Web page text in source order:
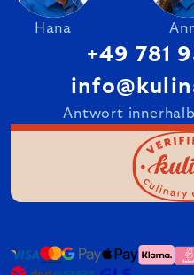
Hana
+49 781
Antwort